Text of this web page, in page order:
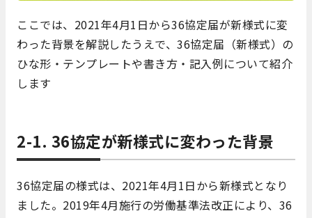
ここでは、2021年4月1日から36協定届が新様式に変
わった背景を解説したうえで、36協定届（新様式）の
ひな形・テンプレートや書き方・記入例について紹介
します
2-1. 36協定が新様式に変わった背景
36協定届の様式は、2021年4月1日から新様式となり
ました。2019年4月施行の労働基準法改正により、36